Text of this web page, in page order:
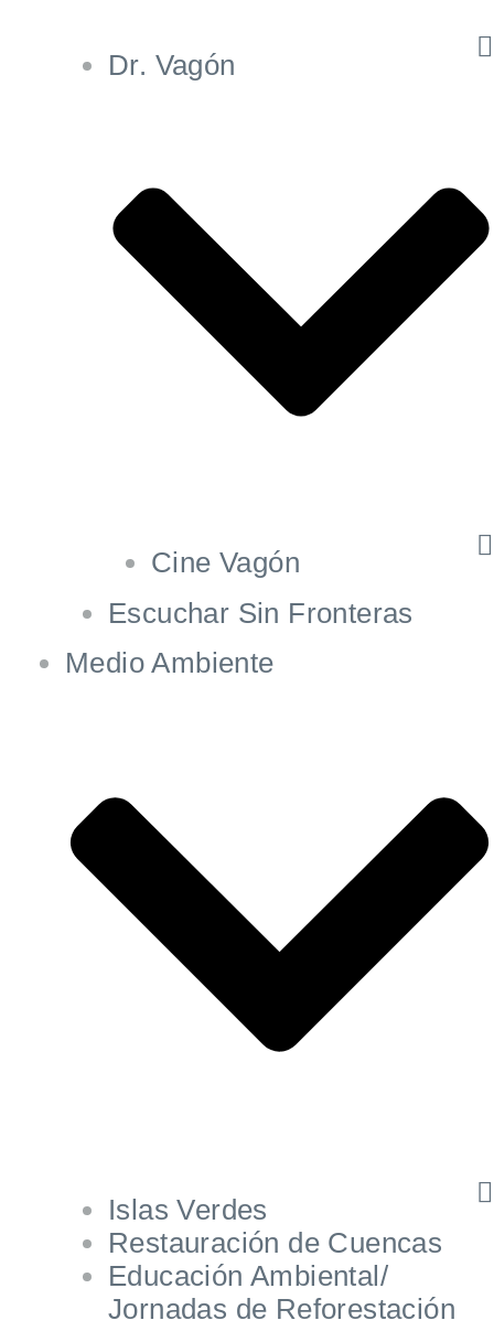
Dr. Vagón
Cine Vagón
Escuchar Sin Fronteras
Medio Ambiente
Islas Verdes
Restauración de Cuencas
Educación Ambiental/
Jornadas de Reforestación